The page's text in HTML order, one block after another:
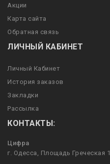
Акции
Карта сайта
Обратная связь
ЛИЧНЫЙ КАБИНЕТ
Личный Кабинет
История заказов
Закладки
Рассылка
КОНТАКТЫ:
Цифра
г. Одесса, Площадь Греческая 1